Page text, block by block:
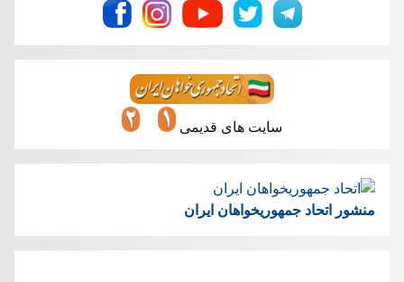
سایت های قدیمی
منشور اتحاد جمهوریخواهان ایران